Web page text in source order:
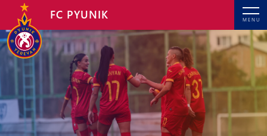
MENU
FC PYUNIK